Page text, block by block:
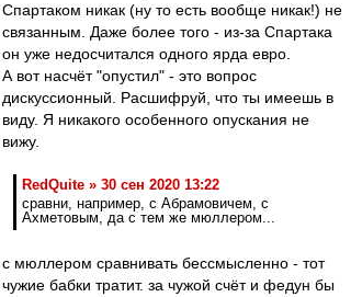
Спартаком никак (ну то есть вообще никак!) не
связанным. Даже более того - из-за Спартака
он уже недосчитался одного ярда евро.
А вот насчёт "опустил" - это вопрос
дискуссионный. Расшифруй, что ты имеешь в
виду. Я никакого особенного опускания не
вижу.
RedQuite » 30 сен 2020 13:22
сравни, например, с Абрамовичем, с
Ахметовым, да с тем же мюллером...
с мюллером сравнивать бессмысленно - тот
чужие бабки тратит. за чужой счёт и федун бы